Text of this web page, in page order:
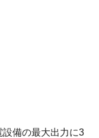
備の最大出力に3